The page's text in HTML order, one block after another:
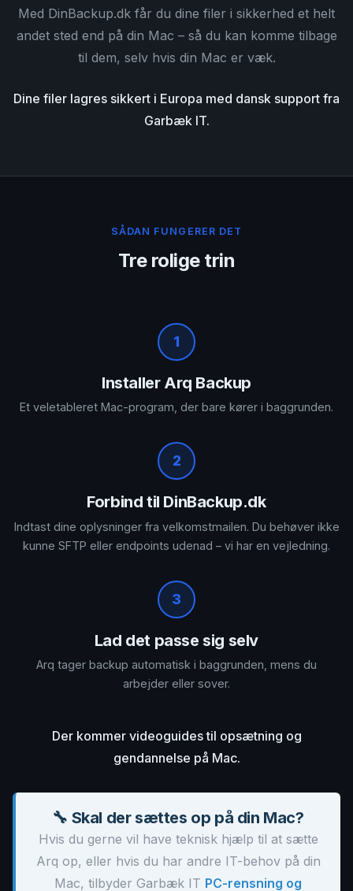
Med DinBackup.dk får du dine filer i sikkerhed et helt
andet sted end på din Mac – så du kan komme tilbage
til dem, selv hvis din Mac er væk.
Dine filer lagres sikkert i Europa med dansk support fra
Garbæk IT.
SÅDAN FUNGERER DET
Tre rolige trin
1
Installer Arq Backup
Et veletableret Mac-program, der bare kører i baggrunden.
2
Forbind til DinBackup.dk
Indtast dine oplysninger fra velkomstmailen. Du behøver ikke
kunne SFTP eller endpoints udenad – vi har en vejledning.
3
Lad det passe sig selv
Arq tager backup automatisk i baggrunden, mens du
arbejder eller sover.
Der kommer videoguides til opsætning og
gendannelse på Mac.
🔧 Skal der sættes op på din Mac?
Hvis du gerne vil have teknisk hjælp til at sætte
Arq op, eller hvis du har andre IT-behov på din
Mac, tilbyder Garbæk IT PC-rensning og